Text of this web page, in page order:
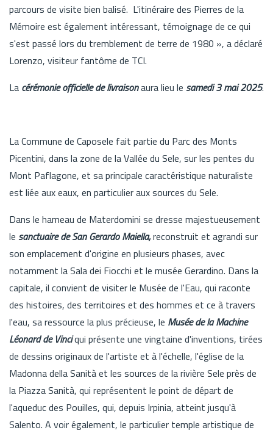
parcours de visite bien balisé. L'itinéraire des Pierres de la
Mémoire est également intéressant, témoignage de ce qui
s'est passé lors du tremblement de terre de 1980 », a déclaré
Lorenzo, visiteur fantôme de TCI.
La cérémonie officielle de livraisonaura lieu le samedi 3 mai 2025.
La Commune de Caposele fait partie du Parc des Monts
Picentini, dans la zone de la Vallée du Sele, sur les pentes du
Mont Paflagone, et sa principale caractéristique naturaliste
est liée aux eaux, en particulier aux sources du Sele.
Dans le hameau de Materdomini se dresse majestueusement
le sanctuaire de San Gerardo Maiella,reconstruit et agrandi sur
son emplacement d'origine en plusieurs phases, avec
notamment la Sala dei Fiocchi et le musée Gerardino. Dans la
capitale, il convient de visiter le Musée de l'Eau, qui raconte
des histoires, des territoires et des hommes et ce à travers
l'eau, sa ressource la plus précieuse, le Musée de la Machine
Léonard de Vinciqui présente une vingtaine d'inventions, tirées
de dessins originaux de l'artiste et à l'échelle, l'église de la
Madonna della Sanità et les sources de la rivière Sele près de
la Piazza Sanità, qui représentent le point de départ de
l'aqueduc des Pouilles, qui, depuis Irpinia, atteint jusqu'à
Salento. A voir également, le particulier temple artistique de